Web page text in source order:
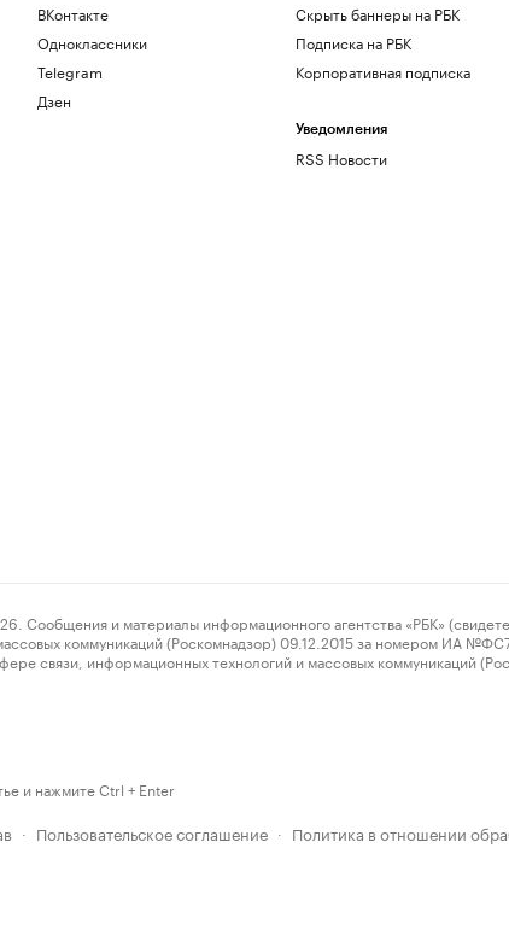
ВКонтакте
Одноклассники
Telegram
Дзен
Скрыть баннеры на РБК
Подписка на РБК
Корпоративная подписка
Уведомления
RSS Новости
и материалы информационного агентства «РБК»
коммуникаций (Роскомнадзор) 09.12.2015 за номером ИА
связи, информационных технологий и массовых коммуникаций
и нажмите Ctrl + Enter
· Пользовательское соглашение · Политика в отношении